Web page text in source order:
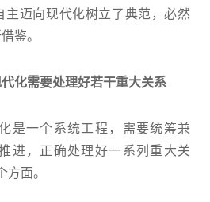
主迈向现代化树立了典范，必然
鉴。
需要处理好若干重大关系
一个系统工程，需要统筹兼
进，正确处理好一系列重大关
方面。